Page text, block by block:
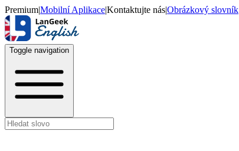
Premium|Mobilní Aplikace|Kontaktujte nás|Obrázkový slovník
Toggle navigation